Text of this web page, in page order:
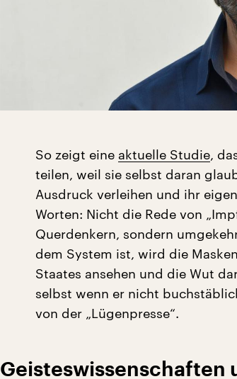
So zeigt eine aktuelle Studie,
teilen, weil sie selbst daran
Ausdruck verleihen und ihr
Worten: Nicht die Rede von
Querdenkern, sondern
dem System ist, wird die
Staates ansehen und die Wut
selbst wenn er nicht
von der „Lügenpresse“.
Geisteswissenschaften